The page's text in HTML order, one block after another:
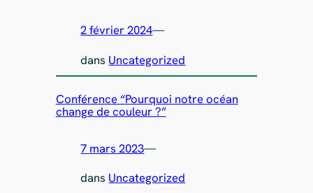
2 février 2024—
dans Uncategorized
Conférence “Pourquoi notre océan
change de couleur ?”
7 mars 2023—
dans Uncategorized